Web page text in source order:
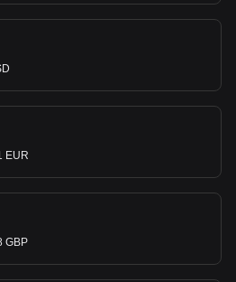
人往国内的汇款是外汇收入的重要
为应对经济挑战提供了重要的缓
兑RSD，Gracy的货币代码是
的加密货币计算器查看您的加
。
EUR
GBP